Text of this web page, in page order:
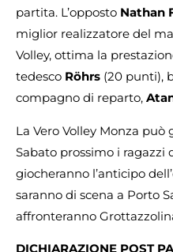
partita. L’opposto Nathan
miglior realizzatore del
Volley, ottima la
tedesco Röhrs (20 punti),
compagno di reparto,
La Vero Volley Monza
Sabato prossimo i ragazzi
giocheranno l’anticipo
saranno di scena a Porto
affronteranno
DICHIARAZIONE POST